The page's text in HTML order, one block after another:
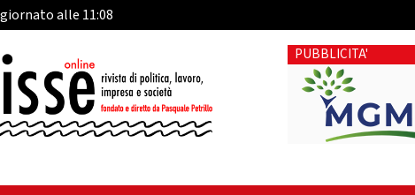
alle 11:08
PUBBLICITA'